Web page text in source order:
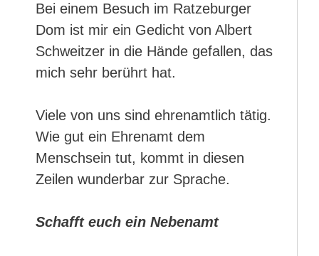
Bei einem Besuch im Ratzeburger
Dom ist mir ein Gedicht von Albert
Schweitzer in die Hände gefallen, das
mich sehr berührt hat.
Viele von uns sind ehrenamtlich tätig.
Wie gut ein Ehrenamt dem
Menschsein tut, kommt in diesen
Zeilen wunderbar zur Sprache.
Schafft euch ein Nebenamt